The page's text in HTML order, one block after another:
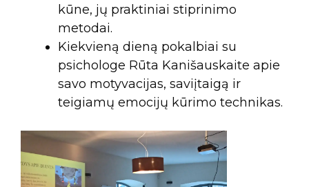
kūne, jų praktiniai stiprinimo
metodai.
Kiekvieną dieną pokalbiai su
psichologe Rūta Kanišauskaite apie
savo motyvacijas, saviįtaigą ir
teigiamų emocijų kūrimo technikas.